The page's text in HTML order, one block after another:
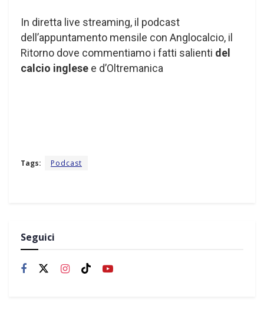
In diretta live streaming, il podcast
dell’appuntamento mensile con Anglocalcio, il
Ritorno dove commentiamo i fatti salienti del
calcio inglese e d’Oltremanica
Tags: Podcast
Seguici